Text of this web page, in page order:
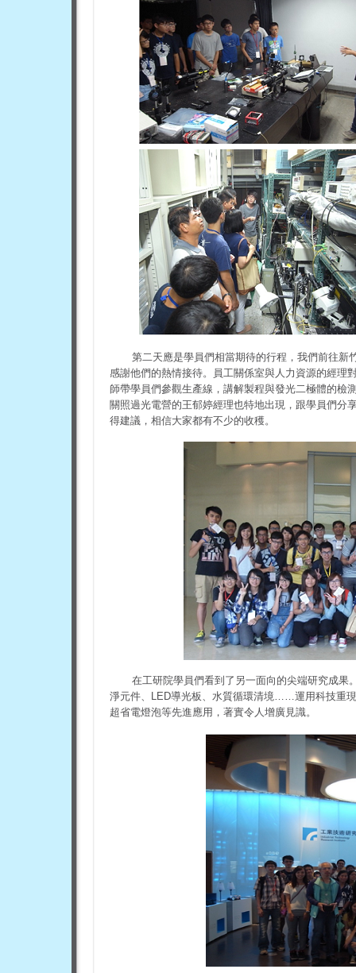
第二天應是學員們相當期待的行程，我們前往新
感謝他們的熱情接待。員工關係室與人力資源的經理
師帶學員們參觀生產線，講解製程與發光二極體的檢
關照過光電營的王郁婷經理也特地出現，跟學員們分
得建議，相信大家都有不少的收穫。
在工研院學員們看到了另一面向的尖端研究成果
淨元件、LED導光板、水質循環清境……運用科技重
超省電燈泡等先進應用，著實令人增廣見識。